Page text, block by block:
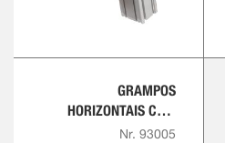
GRAMPOS
HORIZONTAIS COM
PEGA VERMELHA
Nr. 93005